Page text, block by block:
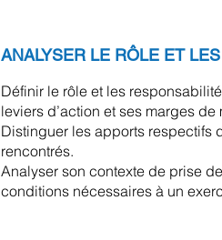
ANALYSER LE RÔLE ET
Définir le rôle et les
leviers d’action et ses marges
Distinguer les apports respectifs
rencontrés.
Analyser son contexte de prise
conditions nécessaires à un